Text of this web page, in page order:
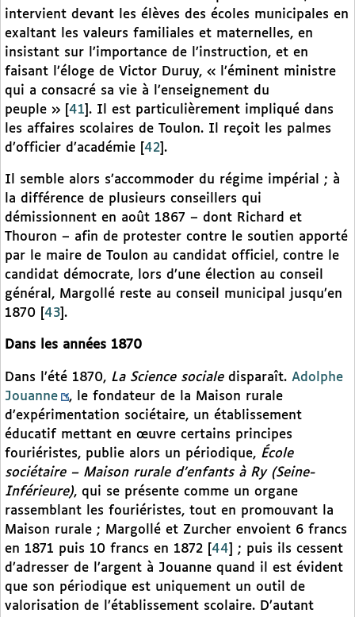
intervient devant les élèves des écoles municipales en
exaltant les valeurs familiales et maternelles, en
insistant sur l’importance de l’instruction, et en
faisant l’éloge de Victor Duruy, « l’éminent ministre
qui a consacré sa vie à l’enseignement du
peuple »
41 . Il est particulièrement impliqué dans
les affaires scolaires de Toulon. Il reçoit les palmes
d’officier d’académie
42 .
Il semble alors s’accommoder du régime impérial ; à
la différence de plusieurs conseillers qui
démissionnent en août 1867 – dont Richard et
Thouron – afin de protester contre le soutien apporté
par le maire de Toulon au candidat officiel, contre le
candidat démocrate, lors d’une élection au conseil
général, Margollé reste au conseil municipal jusqu’en
1870
43 .
Dans les années 1870
Dans l’été 1870, La Science sociale disparaît. Adolphe
Jouanne
, le fondateur de la Maison rurale
d’expérimentation sociétaire, un établissement
éducatif mettant en œuvre certains principes
fouriéristes, publie alors un périodique, École
sociétaire – Maison rurale d’enfants à Ry (Seine-
Inférieure), qui se présente comme un organe
rassemblant les fouriéristes, tout en promouvant la
Maison rurale ; Margollé et Zurcher envoient 6 francs
en 1871 puis 10 francs en 1872
44
; puis ils cessent
d’adresser de l’argent à Jouanne quand il est évident
que son périodique est uniquement un outil de
valorisation de l’établissement scolaire. D’autant